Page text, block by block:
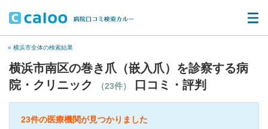
« 横浜市全体の検索結果
横浜市南区の巻き爪（嵌入爪）を診察する病
院・クリニック
（23件） 口コミ・評判
23件の医療機関が見つかりました